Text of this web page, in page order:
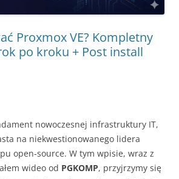
Proxmox VE? Kompletny
po kroku + Post install
nowoczesnej infrastruktury IT,
na niekwestionowanego lidera
open-source. W tym wpisie, wraz z
wideo od PGKOMP, przyjrzymy się